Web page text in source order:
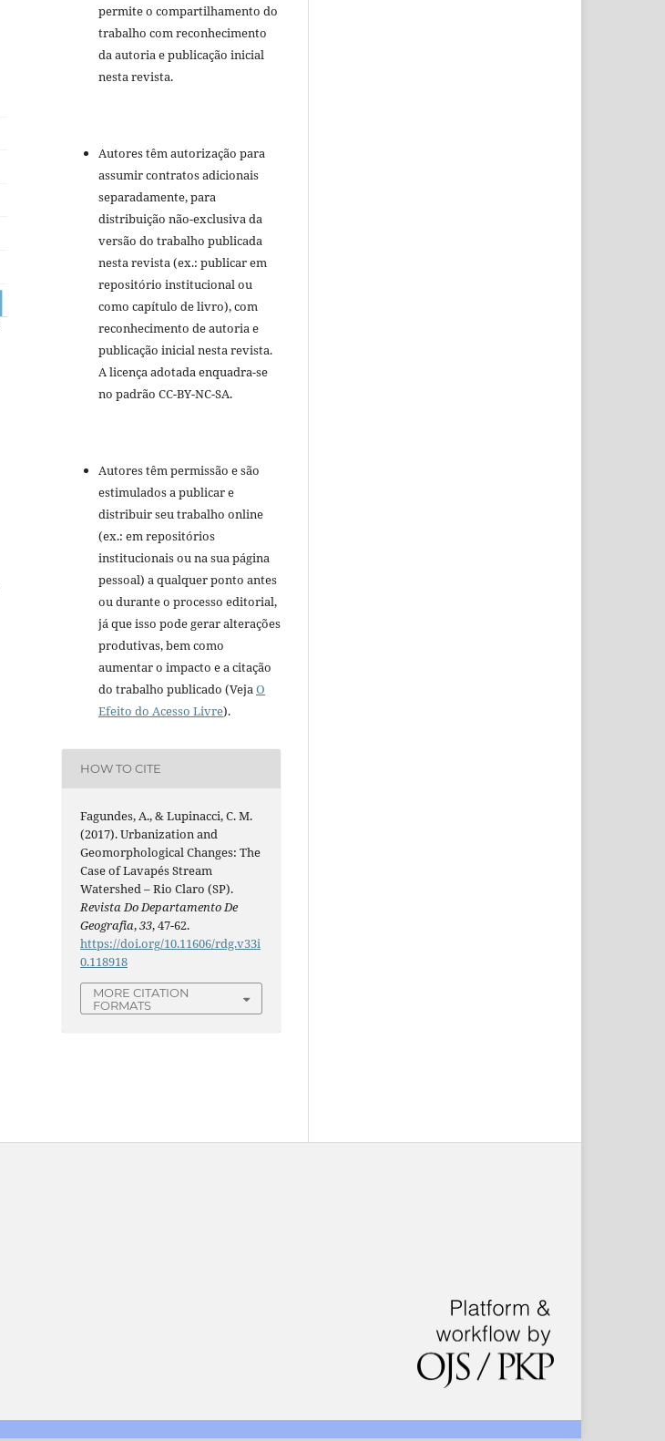
permite o compartilhamento do
trabalho com reconhecimento
da autoria e publicação inicial
nesta revista.
Autores têm autorização para
assumir contratos adicionais
separadamente, para
distribuição não-exclusiva da
versão do trabalho publicada
nesta revista (ex.: publicar em
repositório institucional ou
como capítulo de livro), com
reconhecimento de autoria e
publicação inicial nesta revista.
A licença adotada enquadra-se
no padrão CC-BY-NC-SA.
Autores têm permissão e são
estimulados a publicar e
distribuir seu trabalho online
(ex.: em repositórios
institucionais ou na sua página
pessoal) a qualquer ponto antes
ou durante o processo editorial,
já que isso pode gerar alterações
produtivas, bem como
aumentar o impacto e a citação
do trabalho publicado (VejaO
Efeito do Acesso Livre).
HOW TO CITE
Fagundes, A., & Lupinacci, C. M.
(2017). Urbanization and
Geomorphological Changes: The
Case of Lavapés Stream
Watershed – Rio Claro (SP).
Revista Do Departamento De
Geografia,33, 47-62.
https://doi.org/10.11606/rdg.v33i
0.118918
MORE CITATION
FORMATS